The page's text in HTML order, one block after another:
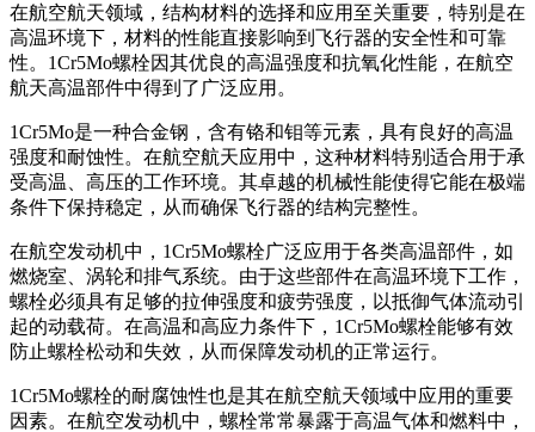
在航空航天领域，结构材料的选择和应用至关重要，特别是在
高温环境下，材料的性能直接影响到飞行器的安全性和可靠
性。1Cr5Mo螺栓因其优良的高温强度和抗氧化性能，在航空
航天高温部件中得到了广泛应用。
1Cr5Mo是一种合金钢，含有铬和钼等元素，具有良好的高温
强度和耐蚀性。在航空航天应用中，这种材料特别适合用于承
受高温、高压的工作环境。其卓越的机械性能使得它能在极端
条件下保持稳定，从而确保飞行器的结构完整性。
在航空发动机中，1Cr5Mo螺栓广泛应用于各类高温部件，如
燃烧室、涡轮和排气系统。由于这些部件在高温环境下工作，
螺栓必须具有足够的拉伸强度和疲劳强度，以抵御气体流动引
起的动载荷。在高温和高应力条件下，1Cr5Mo螺栓能够有效
防止螺栓松动和失效，从而保障发动机的正常运行。
1Cr5Mo螺栓的耐腐蚀性也是其在航空航天领域中应用的重要
因素。在航空发动机中，螺栓常常暴露于高温气体和燃料中，